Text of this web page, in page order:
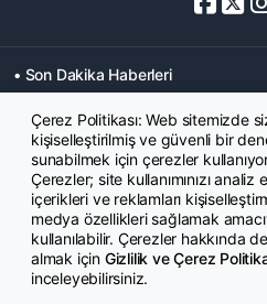
• Son Dakika Haberleri
• Memurlar Haberleri
• Ekonomi Haberleri
• Yaşam Haberleri
• Mahkeme Kararları
Haberleri
Çerez Politikası: Web sitemizde
kişiselleştirilmiş ve güvenli bir
sunabilmek için çerezler
Çerezler; site kullanımınızı analiz
içerikleri ve reklamları
medya özellikleri sağlamak
kullanılabilir. Çerezler hakkında
almak için Gizlilik ve Çerez
inceleyebilirsiniz.